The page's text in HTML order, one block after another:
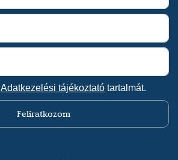
Adatkezelési tájékoztató tartalmát.
Feliratkozom